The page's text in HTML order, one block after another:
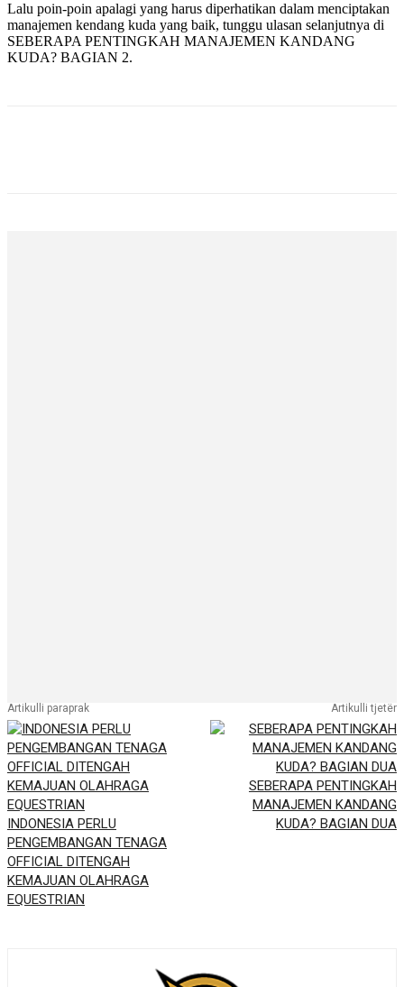
Lalu poin-poin apalagi yang harus diperhatikan dalam menciptakan
manajemen kendang kuda yang baik, tunggu ulasan selanjutnya di
SEBERAPA PENTINGKAH MANAJEMEN KANDANG
KUDA? BAGIAN 2.
Artikulli paraprak
INDONESIA PERLU
PENGEMBANGAN TENAGA
OFFICIAL DITENGAH
KEMAJUAN OLAHRAGA
EQUESTRIAN
Artikulli tjetër
SEBERAPA PENTINGKAH
MANAJEMEN KANDANG
KUDA? BAGIAN DUA